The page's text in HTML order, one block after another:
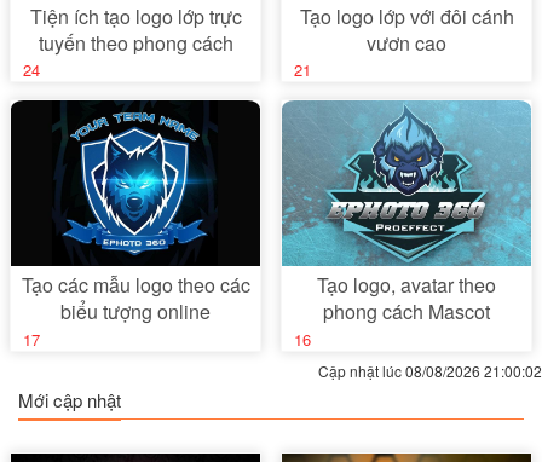
Tiện ích tạo logo lớp trực
tuyến theo phong cách
24
Tạo logo lớp với đôi cánh
vươn cao
21
Tạo các mẫu logo theo các
biểu tượng online
17
Tạo logo, avatar theo
phong cách Mascot
16
Cập nhật lúc 08/08/2026 21:00:02
Mới cập nhật